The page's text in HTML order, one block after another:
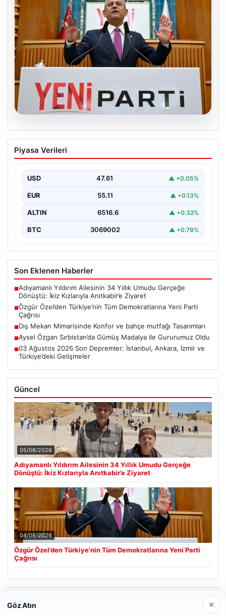
04.08.2026
Özgür Özel’den Türkiye’nin Tüm
Demokratlarına Yeni Parti Çağrısı
Meclis’teki ilk grup toplantısında önemli mesajlar verdi.
Piyasa Verileri
USD 47.61 ▲ +0.05%
EUR 55.11 ▲ +0.13%
ALTIN 6516.6 ▲ +0.32%
BTC 3069002 ▲ +0.79%
Son Eklenen Haberler
■Adıyamanlı Yıldırım Ailesinin 34 Yıllık Umudu Gerçeğe
Dönüştü: İkiz Kızlarıyla Anıtkabir’e Ziyaret
■Özgür Özel’den Türkiye’nin Tüm Demokratlarına Yeni Parti
Çağrısı
■Dış Mekan Mimarisinde Konfor ve bahçe mutfağı Tasarımları
■Aysel Özgan Sırbistan’da Gümüş Madalya ile Gururumuz Oldu
■03 Ağustos 2026 Son Depremler: İstanbul, Ankara, İzmir ve
Türkiye’deki Gelişmeler
Güncel
05/08/2026
Adıyamanlı Yıldırım Ailesinin 34 Yıllık Umudu Gerçeğe
Dönüştü: İkiz Kızlarıyla Anıtkabir’e Ziyaret
04/08/2026
Özgür Özel’den Türkiye’nin Tüm Demokratlarına Yeni Parti
Çağrısı
Göz Atın ×